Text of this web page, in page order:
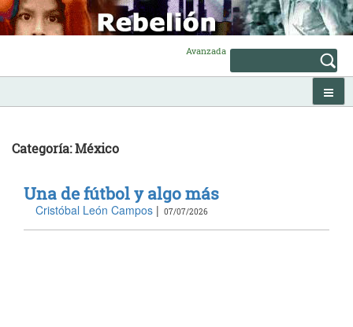
Skip
to
content
Avanzada
Categoría: México
Una de fútbol y algo más
Cristóbal León Campos | 07/07/2026